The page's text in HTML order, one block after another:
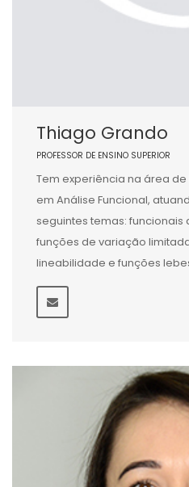
Thiago Grando
PROFESSOR DE ENSINO SUPERIOR
Tem experiência na área
em Análise Funcional,
seguintes temas:
funções de variação
lineabilidade e funções